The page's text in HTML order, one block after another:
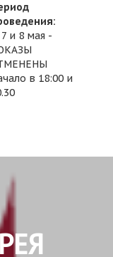
и 8 мая -
в 18:00 и